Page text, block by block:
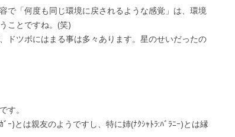
で「何度も同じ環境に戻されるような感覚」は、環境
ことですね。(笑)
ドツボにはまる事は多々あります。星のせいだったの
す。
ｰ)とは親友のようですし、特に姉(ﾅｸｼｬﾄﾗ:ﾊﾞﾗﾆｰ)とは縁